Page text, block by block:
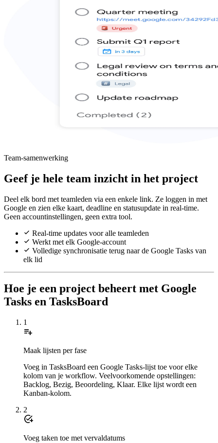
Team-samenwerking
Geef je hele team inzicht in het project
Deel elk bord met teamleden via een enkele link. Ze loggen in met
Google en zien elke kaart, deadline en statusupdate in real-time.
Geen accountinstellingen, geen extra tool.
Real-time updates voor alle teamleden
Werkt met elk Google-account
Volledige synchronisatie terug naar de Google Tasks van
elk lid
Hoe je een project beheert met Google
Tasks en TasksBoard
1
playlist_add
Maak lijsten per fase
Voeg in TasksBoard een Google Tasks-lijst toe voor elke
kolom van je workflow. Veelvoorkomende opstellingen:
Backlog, Bezig, Beoordeling, Klaar. Elke lijst wordt een
Kanban-kolom.
2
add_task
Voeg taken toe met vervaldatums